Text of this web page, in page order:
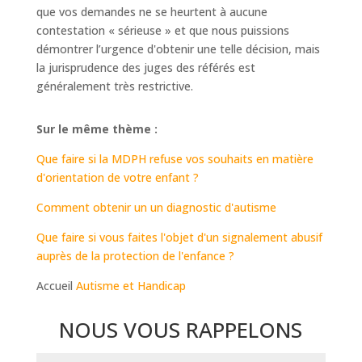
que vos demandes ne se heurtent à aucune
contestation « sérieuse » et que nous puissions
démontrer l’urgence d'obtenir une telle décision, mais
la jurisprudence des juges des référés est
généralement très restrictive.
Sur le même thème :
Que faire si la MDPH refuse vos souhaits en matière
d'orientation de votre enfant ?
Comment obtenir un un diagnostic d'autisme
Que faire si vous faites l'objet d'un signalement abusif
auprès de la protection de l'enfance ?
Accueil Autisme et Handicap
NOUS VOUS RAPPELONS